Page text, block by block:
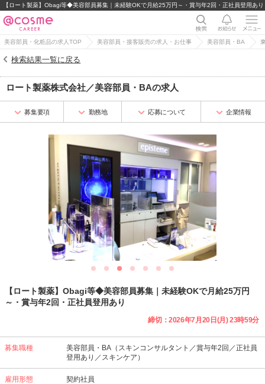
【ロート製薬】Obagi等◆美容部員募集｜未経験OKで月給25万円～・賞与年2回・正社員登用あり
美容部員・化粧品の求人TOP 美容部員・接客販売の求人・お仕事 美容部員・BA
検索結果一覧に戻る
ロート製薬株式会社／美容部員・BAの求人
募集要項 勤務地 応募について 企業情報
【ロート製薬】Obagi等◆美容部員募集｜未経験OKで月給25万円
～・賞与年2回・正社員登用あり
締切：2026年7月20日(月) 23時59分
募集職種
美容部員・BA（スキンコンサルタント／賞与年2回／正社員
登用あり／スキンケア）
雇用形態 契約社員